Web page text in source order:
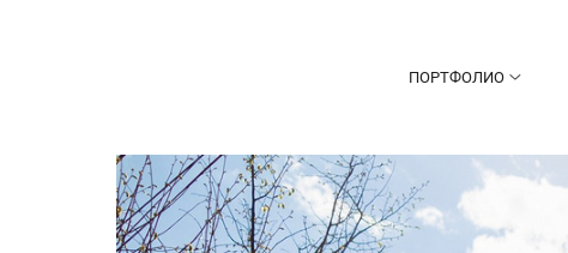
ПОРТФОЛИО